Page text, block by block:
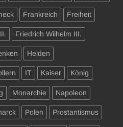
Frankreich Freiheit
Friedrich Wilhelm III.
Helden
IT Kaiser König
Monarchie Napoleon
Polen Prostantismus